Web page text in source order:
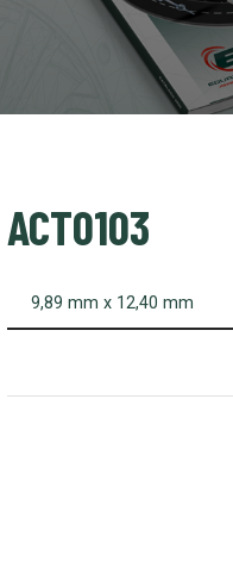
ACT0103
9,89 mm x 12,40 mm